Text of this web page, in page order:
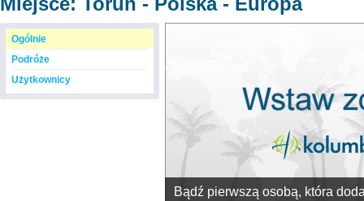
Ogólnie
Podróże
Użytkownicy
Bądź pierwszą osobą, która